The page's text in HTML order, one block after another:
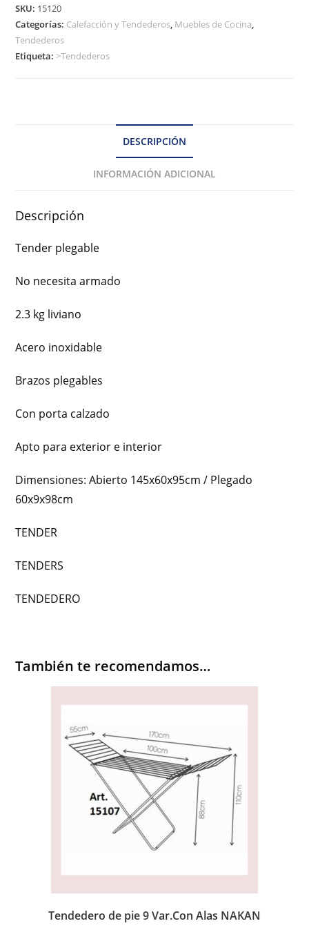
SKU: 15120
Categorías: Calefacción y Tendederos, Muebles de Cocina,
Tendederos
Etiqueta:>Tendederos
DESCRIPCIÓN
INFORMACIÓN ADICIONAL
Descripción
Tender plegable
No necesita armado
2.3 kg liviano
Acero inoxidable
Brazos plegables
Con porta calzado
Apto para exterior e interior
Dimensiones: Abierto 145x60x95cm / Plegado
60x9x98cm
TENDER
TENDERS
TENDEDERO
También te recomendamos…
Tendedero de pie 9 Var.Con Alas NAKAN